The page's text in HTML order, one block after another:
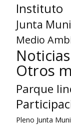
Instituto
Junta
Medio
Otros
Parque
Pleno Junta